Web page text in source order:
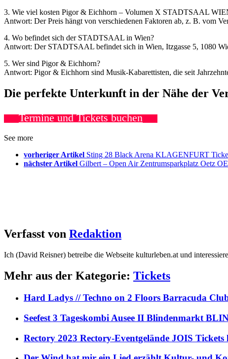
3. Wie viel kosten Pigor & Eichhorn – Volumen X STADTSAAL
Antwort: Der Preis hängt von verschiedenen Faktoren ab, z. B. vom
4. Wo befindet sich der STADTSAAL in Wien?
Antwort: Der STADTSAAL befindet sich in Wien, Itzgasse 5, 1080
5. Wer sind Pigor & Eichhorn?
Antwort: Pigor & Eichhorn sind Musik-Kabarettisten, die seit
Die perfekte Unterkunft in der Nähe der
Termine und Tickets buchen
See more
vorheriger Artikel Sting 28 Black Arena KLAGENFURT
nächster Artikel Gilbert – Open Air Zentrumsparkplatz Oetz
Verfasst von Redaktion
Ich (David Reisner) betreibe die Webseite kulturleben.at und
Mehr aus der Kategorie: Tickets
Hard Ladys // Techno on 2 Floors Barracuda
Seefest 3 Tageskombi Ausee II Blindenmarkt
Rectory 2023 Rectory-Eventgelände JOIS Tickets